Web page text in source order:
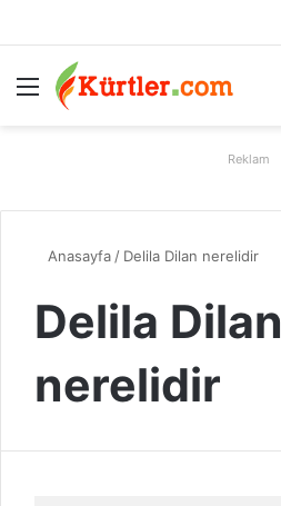
Menü
Reklam
Anasayfa / Delila Dilan nerelidir
Delila Dilan
nerelidir